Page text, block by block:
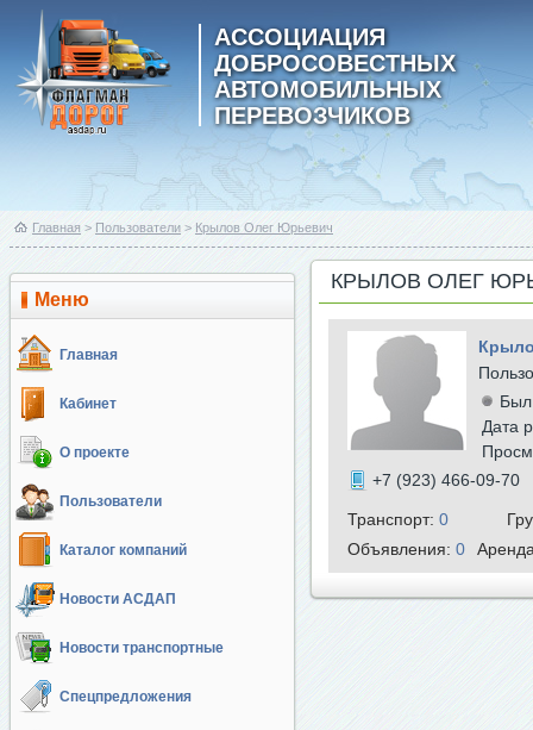
АССОЦИАЦИЯ
ДОБРОСОВЕСТНЫХ
АВТОМОБИЛЬНЫХ
ПЕРЕВОЗЧИКОВ
Главная > Пользователи > Крылов Олег Юрьевич
Меню
Главная
Кабинет
О проекте
Пользователи
Каталог компаний
Новости АСДАП
Новости транспортные
Спецпредложения
КРЫЛОВ ОЛЕГ
Был
Дата
+7 (923) 466-09-70
Транспорт: 0
Объявления: 0